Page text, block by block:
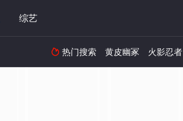
综艺
 热门搜索 黄皮幽冢 火影忍者